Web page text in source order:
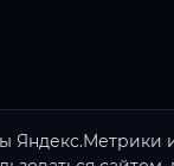
Яндекс.Метрики